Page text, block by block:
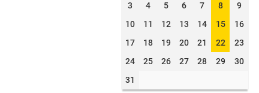
3
4 5 6 7 8
9
10
11 12 13 14 15
16
17
18 19 20 21 22
23
24
25 26 27 28 29
30
31